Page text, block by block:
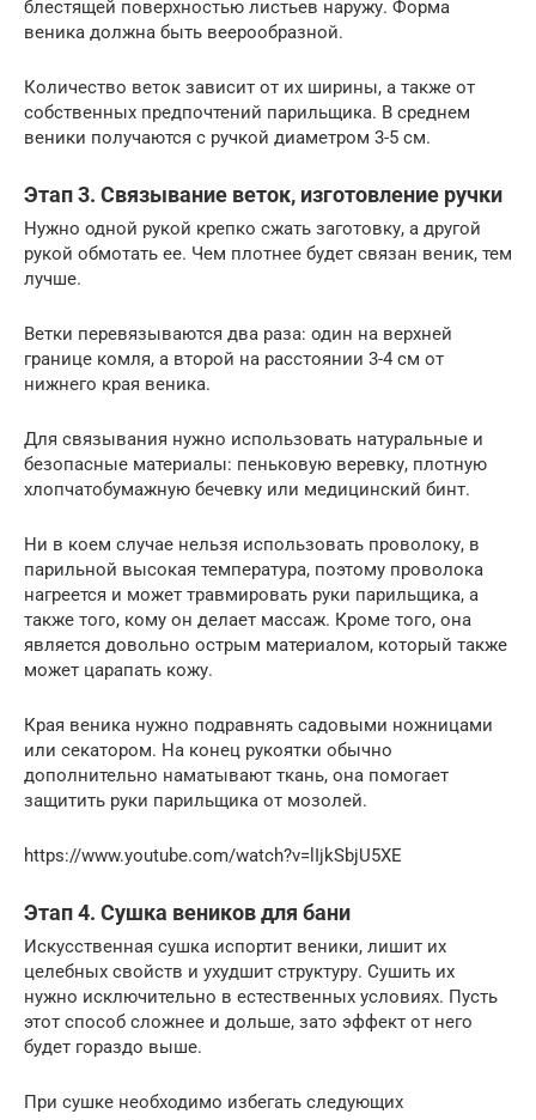
блестящей поверхностью листьев наружу. Форма
веника должна быть веерообразной.
Количество веток зависит от их ширины, а также от
собственных предпочтений парильщика. В среднем
веники получаются с ручкой диаметром 3-5 см.
Этап 3. Связывание веток, изготовление ручки
Нужно одной рукой крепко сжать заготовку, а другой
рукой обмотать ее. Чем плотнее будет связан веник, тем
лучше.
Ветки перевязываются два раза: один на верхней
границе комля, а второй на расстоянии 3-4 см от
нижнего края веника.
Для связывания нужно использовать натуральные и
безопасные материалы: пеньковую веревку, плотную
хлопчатобумажную бечевку или медицинский бинт.
Ни в коем случае нельзя использовать проволоку, в
парильной высокая температура, поэтому проволока
нагреется и может травмировать руки парильщика, а
также того, кому он делает массаж. Кроме того, она
является довольно острым материалом, который также
может царапать кожу.
Края веника нужно подравнять садовыми ножницами
или секатором. На конец рукоятки обычно
дополнительно наматывают ткань, она помогает
защитить руки парильщика от мозолей.
https://www.youtube.com/watch?v=lIjkSbjU5XE
Этап 4. Сушка веников для бани
Искусственная сушка испортит веники, лишит их
целебных свойств и ухудшит структуру. Сушить их
нужно исключительно в естественных условиях. Пусть
этот способ сложнее и дольше, зато эффект от него
будет гораздо выше.
При сушке необходимо избегать следующих